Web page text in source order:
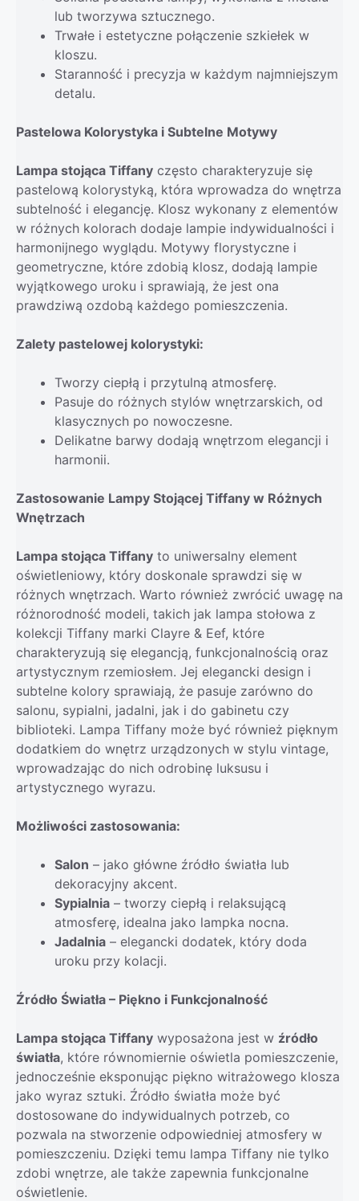
lub tworzywa sztucznego.
Trwałe i estetyczne połączenie szkiełek w
kloszu.
Staranność i precyzja w każdym najmniejszym
detalu.
Pastelowa Kolorystyka i Subtelne Motywy
Lampa stojąca Tiffany często charakteryzuje się
pastelową kolorystyką, która wprowadza do wnętrza
subtelność i elegancję. Klosz wykonany z elementów
w różnych kolorach dodaje lampie indywidualności i
harmonijnego wyglądu. Motywy florystyczne i
geometryczne, które zdobią klosz, dodają lampie
wyjątkowego uroku i sprawiają, że jest ona
prawdziwą ozdobą każdego pomieszczenia.
Zalety pastelowej kolorystyki:
Tworzy ciepłą i przytulną atmosferę.
Pasuje do różnych stylów wnętrzarskich, od
klasycznych po nowoczesne.
Delikatne barwy dodają wnętrzom elegancji i
harmonii.
Zastosowanie Lampy Stojącej Tiffany w Różnych
Wnętrzach
Lampa stojąca Tiffany to uniwersalny element
oświetleniowy, który doskonale sprawdzi się w
różnych wnętrzach. Warto również zwrócić uwagę na
różnorodność modeli, takich jak lampa stołowa z
kolekcji Tiffany marki Clayre & Eef, które
charakteryzują się elegancją, funkcjonalnością oraz
artystycznym rzemiosłem. Jej elegancki design i
subtelne kolory sprawiają, że pasuje zarówno do
salonu, sypialni, jadalni, jak i do gabinetu czy
biblioteki. Lampa Tiffany może być również pięknym
dodatkiem do wnętrz urządzonych w stylu vintage,
wprowadzając do nich odrobinę luksusu i
artystycznego wyrazu.
Możliwości zastosowania:
Salon – jako główne źródło światła lub
dekoracyjny akcent.
Sypialnia – tworzy ciepłą i relaksującą
atmosferę, idealna jako lampka nocna.
Jadalnia – elegancki dodatek, który doda
uroku przy kolacji.
Źródło Światła – Piękno i Funkcjonalność
Lampa stojąca Tiffany wyposażona jest w źródło
światła, które równomiernie oświetla pomieszczenie,
jednocześnie eksponując piękno witrażowego klosza
jako wyraz sztuki. Źródło światła może być
dostosowane do indywidualnych potrzeb, co
pozwala na stworzenie odpowiedniej atmosfery w
pomieszczeniu. Dzięki temu lampa Tiffany nie tylko
zdobi wnętrze, ale także zapewnia funkcjonalne
oświetlenie.